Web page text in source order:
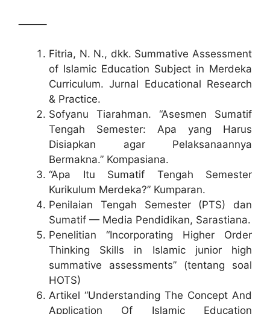
⸻
Fitria, N. N., dkk. Summative Assessment
of Islamic Education Subject in Merdeka
Curriculum. Jurnal Educational Research
& Practice.
Sofyanu Tiarahman. “Asesmen Sumatif
Tengah Semester: Apa yang Harus
Disiapkan agar Pelaksanaannya
Bermakna.” Kompasiana.
“Apa Itu Sumatif Tengah Semester
Kurikulum Merdeka?” Kumparan.
Penilaian Tengah Semester (PTS) dan
Sumatif — Media Pendidikan, Sarastiana.
Penelitian “Incorporating Higher Order
Thinking Skills in Islamic junior high
summative assessments” (tentang soal
HOTS)
Artikel “Understanding The Concept And
Application Of Islamic Education